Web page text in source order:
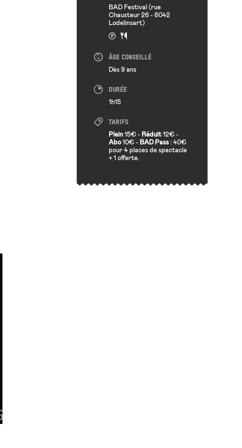
BAD Festival (rue
Chausteur 26 - 6042
Lodelinsart)
ÂGE CONSEILLÉ
Dès 9 ans
DURÉE
1h15
TARIFS
Plein15€ - Réduit12€ -
Abo10€ - BAD Pass: 40€
pour 4 places de spectacle
+ 1 offerte.